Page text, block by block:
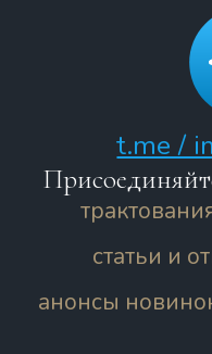
t.me /
статьи и
анонсы